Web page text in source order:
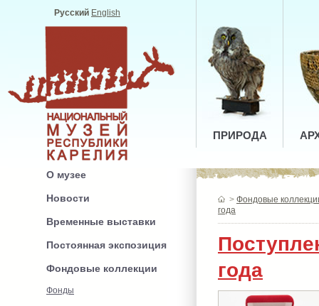
Русский English
ПРИРОДА
О музее
Новости
Временные выставки
Постоянная экспозиция
Фондовые коллекции
Фонды
> Фондовые
года
года